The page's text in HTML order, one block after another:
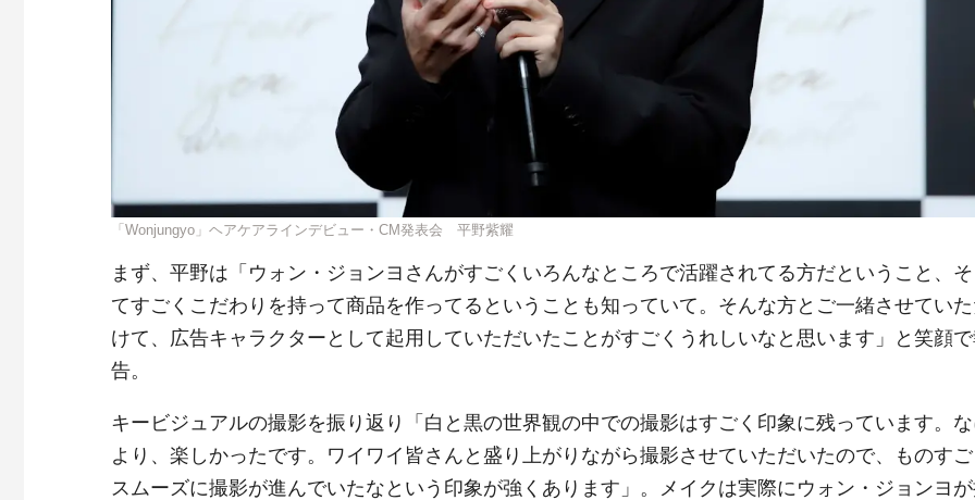
「Wonjungyo」ヘアケアラインデビュー・CM発表会 平野紫耀
まず、平野は「ウォン・ジョンヨさんがすごくいろんなところで活躍されてる方だということ、
てすごくこだわりを持って商品を作ってるということも知っていて。そんな方とご一緒させてい
けて、広告キャラクターとして起用していただいたことがすごくうれしいなと思います」と笑顔
告。
キービジュアルの撮影を振り返り「白と黒の世界観の中での撮影はすごく印象に残っています。
より、楽しかったです。ワイワイ皆さんと盛り上がりながら撮影させていただいたので、ものす
スムーズに撮影が進んでいたなという印象が強くあります」。メイクは実際にウォン・ジョンヨ